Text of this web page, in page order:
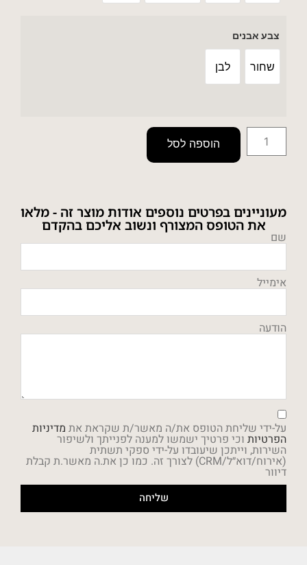
צבע אבנים
שחור לבן
הוספה לסל
מעוניינים בפרטים נוספים אודות מוצר זה - מלאו
את הטופס המצורף ונשוב אליכם בהקדם
שם
אימייל
הודעה
על-ידי שליחת הטופס את/ה מאשר/ת שקראת את מדיניות
הפרטיות וכי פרטיך ישמשו למענה לפנייתך ולשיפור
השירות, וייתכן שיעובדו על-ידי ספקי תשתית
(אירוח/דוא״ל/CRM) לצורך זה. כמו כן את.ה מאשר.ת קבלת
דיוור
שליחה